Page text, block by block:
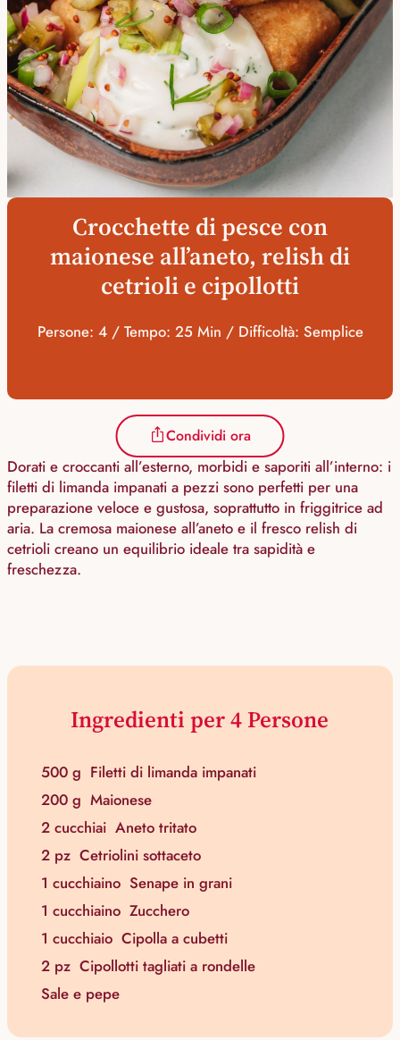
Crocchette di pesce con
maionese all’aneto, relish di
cetrioli e cipollotti
Persone: 4 / Tempo: 25 Min / Difficoltà: Semplice
Condividi ora
Dorati e croccanti all’esterno, morbidi e saporiti all’interno: i
filetti di limanda impanati a pezzi sono perfetti per una
preparazione veloce e gustosa, soprattutto in friggitrice ad
aria. La cremosa maionese all’aneto e il fresco relish di
cetrioli creano un equilibrio ideale tra sapidità e
freschezza.
Ingredienti per 4 Persone
500 g Filetti di limanda impanati
200 g Maionese
2 cucchiai Aneto tritato
2 pz Cetriolini sottaceto
1 cucchiaino Senape in grani
1 cucchiaino Zucchero
1 cucchiaio Cipolla a cubetti
2 pz Cipollotti tagliati a rondelle
Sale e pepe